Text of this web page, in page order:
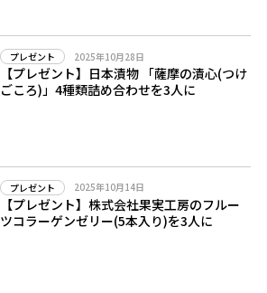
プレゼント 2025年10月28日
【プレゼント】日本漬物 「薩摩の漬心(つけ
ごころ)」4種類詰め合わせを3人に
プレゼント 2025年10月14日
【プレゼント】株式会社果実工房のフルー
ツコラーゲンゼリー(5本入り)を3人に